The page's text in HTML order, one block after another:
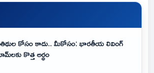
కోసం కాదు.. మీకోసం: భారతీయ లివింగ్
కొత్త అర్థం